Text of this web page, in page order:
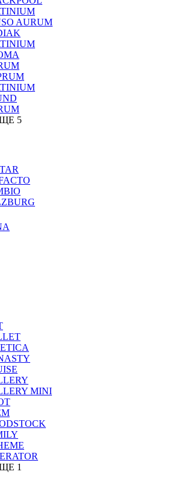
AURUM
5
MINI
1